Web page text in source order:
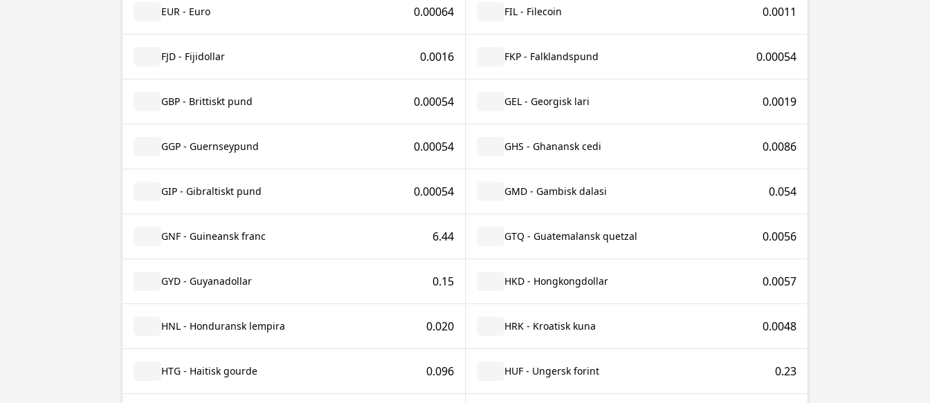
EUR - Euro 0.00064 FIL - Filecoin 0.0011
FJD - Fijidollar 0.0016 FKP - Falklandspund 0.00054
GBP - Brittiskt pund 0.00054 GEL - Georgisk lari 0.0019
GGP - Guernseypund 0.00054 GHS - Ghanansk cedi 0.0086
GIP - Gibraltiskt pund 0.00054 GMD - Gambisk dalasi 0.054
GNF - Guineansk franc 6.44 GTQ - Guatemalansk quetzal 0.0056
GYD - Guyanadollar 0.15 HKD - Hongkongdollar 0.0057
HNL - Honduransk lempira 0.020 HRK - Kroatisk kuna 0.0048
HTG - Haitisk gourde 0.096 HUF - Ungersk forint 0.23